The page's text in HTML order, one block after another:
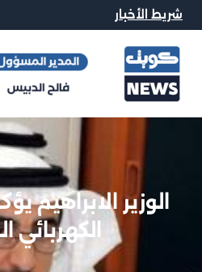
شريط الأخبار
الوزير الابراهيم
الكهربائي